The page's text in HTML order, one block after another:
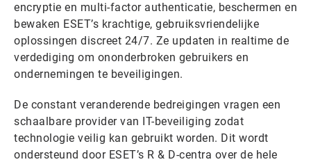
encryptie en multi-factor authenticatie, beschermen en
bewaken ESET’s krachtige, gebruiksvriendelijke
oplossingen discreet 24/7. Ze updaten in realtime de
verdediging om ononderbroken gebruikers en
ondernemingen te beveiligingen.
De constant veranderende bedreigingen vragen een
schaalbare provider van IT-beveiliging zodat
technologie veilig kan gebruikt worden. Dit wordt
ondersteund door ESET’s R & D-centra over de hele